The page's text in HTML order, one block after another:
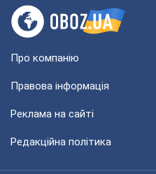
Про компанію
Правова інформація
Реклама на сайті
Редакційна політика